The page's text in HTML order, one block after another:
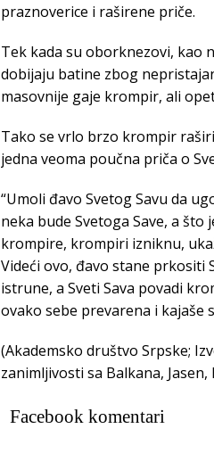
praznoverice i raširene priče.
Tek kada su oborknezovi, kao
dobijaju batine zbog
masovnije gaje krompir, ali
Tako se vrlo brzo krompir
jedna veoma poučna priča o
“Umoli đavo Svetog Savu da
neka bude Svetoga Save, a
krompire, krompiri izniknu,
Videći ovo, đavo stane prkositi
istrune, a Sveti Sava povadi
ovako sebe prevarena i kajaše
(Akademsko društvo Srpske;
zanimljivosti sa Balkana,
Facebook komentari